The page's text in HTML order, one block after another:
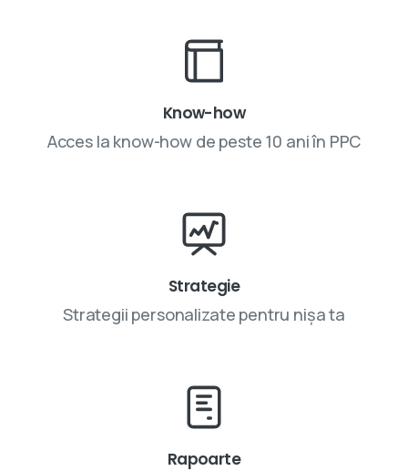
Know-how
Acces la know-how de peste 10 ani în PPC
Strategie
Strategii personalizate pentru nișa ta
Rapoarte